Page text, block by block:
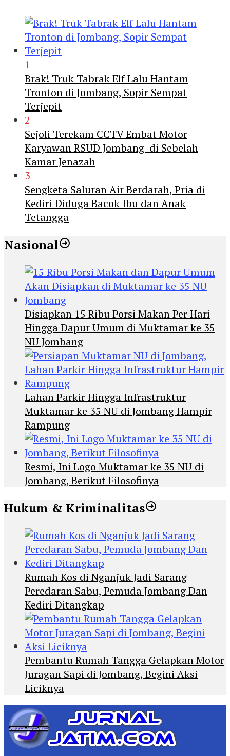
1
Brak! Truk Tabrak Elf Lalu Hantam
Tronton di Jombang, Sopir Sempat
Terjepit
2
Sejoli Terekam CCTV Embat Motor
Karyawan RSUD Jombang di Sebelah
Kamar Jenazah
3
Sengketa Saluran Air Berdarah, Pria di
Kediri Diduga Bacok Ibu dan Anak
Tetangga
Nasional
Disiapkan 15 Ribu Porsi Makan Per Hari
Hingga Dapur Umum di Muktamar ke 35
NU Jombang
Lahan Parkir Hingga Infrastruktur
Muktamar ke 35 NU di Jombang Hampir
Rampung
Resmi, Ini Logo Muktamar ke 35 NU di
Jombang, Berikut Filosofinya
Hukum & Kriminalitas
Rumah Kos di Nganjuk Jadi Sarang
Peredaran Sabu, Pemuda Jombang Dan
Kediri Ditangkap
Pembantu Rumah Tangga Gelapkan Motor
Juragan Sapi di Jombang, Begini Aksi
Liciknya